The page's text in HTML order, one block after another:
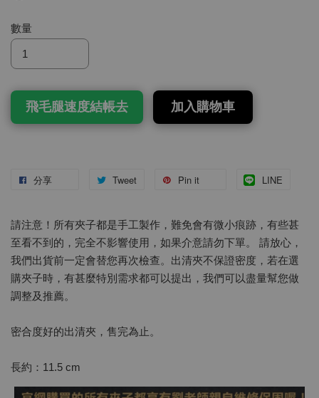
數量
飛毛腿速度結帳去 加入購物車
分享 Tweet Pin it LINE
請注意！所有夾子都是手工製作，難免會有微小痕跡，有些甚
至看不到的，完全不影響使用，如果介意請勿下單。 請放心，
我們出貨前一定會替您再次檢查。出清夾不保證密度，若在選
購夾子時，有甚麼特別需求都可以提出，我們可以盡量幫您做
調整及推薦。
密合度好的出清夾，售完為止。
長約：11.5 cm